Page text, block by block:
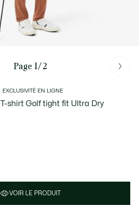
Page 1/2
EXCLUSIVITÉ EN LIGNE
T-shirt Golf tight fit Ultra Dry
VOIR LE PRODUIT